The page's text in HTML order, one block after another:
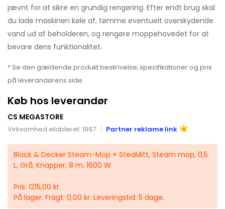
jævnt for at sikre en grundig rengøring. Efter endt brug skal
du lade maskinen køle af, tømme eventuelt overskydende
vand ud af beholderen, og rengøre moppehovedet for at
bevare dens funktionalitet.
* Se den gældende produkt beskrivelse, specifikationer og pris
på leverandørens side.
Køb hos leverandør
CS MEGASTORE
Virksomhed etableret: 1997 Partner reklame link
Black & Decker Steam-Mop + SteaMitt, Steam mop, 0,5
L, Grå, Knapper, 8 m, 1600 W
Pris: 1215,00 kr.
På lager. Fragt: 0,00 kr. Leveringstid: 5 dage.